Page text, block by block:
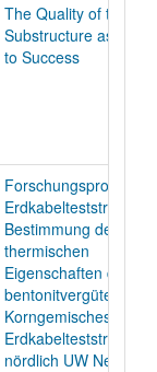
The Quality of the
Substructure as the
to Success
Forschungsprojekt
Erdkabelteststrecke :
Bestimmung der
thermischen
Eigenschaften des
bentonitvergüteten
Korngemisches
Erdkabelteststrecke
nördlich UW Neusiedl